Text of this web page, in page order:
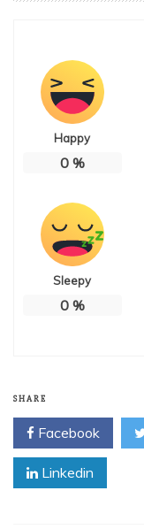
Happy
0%
Sleepy
0%
SHARE
Facebook
Linkedin